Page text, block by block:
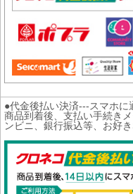
●代金後払い決済---スマホ
商品到着後、支払い手続き
ンビニ、銀行振込等、お好